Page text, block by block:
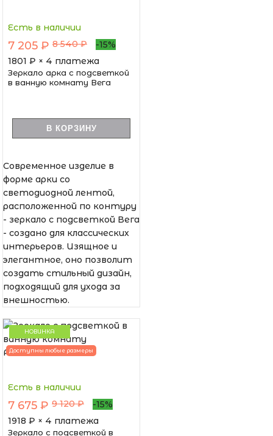
Есть в наличии
7 205 ₽ 8 540 ₽
-15%
1801 ₽ × 4 платежа
Зеркало арка с подсветкой
в ванную комнату Вега
В КОРЗИНУ
Современное изделие в
форме арки со
светодиодной лентой,
расположенной по контуру
- зеркало с подсветкой Вега
- создано для классических
интерьеров. Изящное и
элегантное, оно позволит
создать стильный дизайн,
подходящий для ухода за
внешностью.
НОВИНКА
Доступны любые размеры
Есть в наличии
7 675 ₽ 9 120 ₽
-15%
1918 ₽ × 4 платежа
Зеркало с подсветкой в